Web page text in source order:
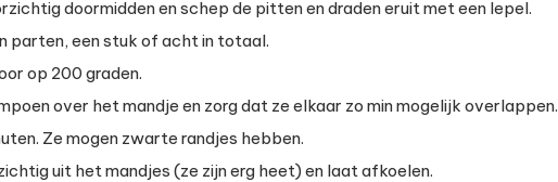
doormidden en schep de pitten en draden eruit met een lepel.
parten, een stuk of acht in totaal.
op 200 graden.
over het mandje en zorg dat ze elkaar zo min mogelijk overlappen.
Ze mogen zwarte randjes hebben.
uit het mandjes (ze zijn erg heet) en laat afkoelen.